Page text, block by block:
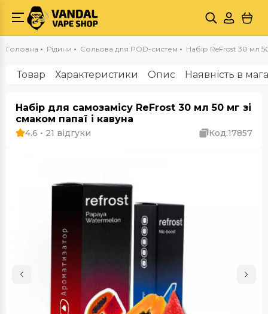
Головна Рідини Сольова для POD-систем Набір ReFrost 30 мл
Товар Характеристики Опис Наявність в
Набір для самозамісу ReFrost 30 мл 50 мг зі
смаком папаї і кавуна
4.6 • 21 відгуки Код:17857